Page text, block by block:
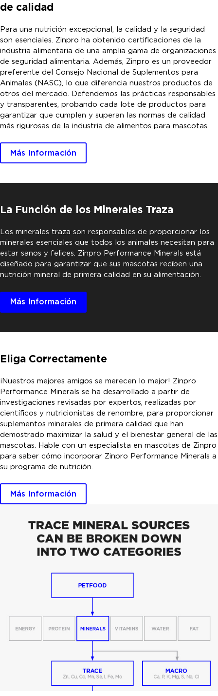
de calidad
Para una nutrición excepcional, la calidad y la seguridad
son esenciales. Zinpro ha obtenido certificaciones de la
industria alimentaria de una amplia gama de organizaciones
de seguridad alimentaria. Además, Zinpro es un proveedor
preferente del Consejo Nacional de Suplementos para
Animales (NASC), lo que diferencia nuestros productos de
otros del mercado. Defendemos las prácticas responsables
y transparentes, probando cada lote de productos para
garantizar que cumplen y superan las normas de calidad
más rigurosas de la industria de alimentos para mascotas.
Más Información
La Función de los Minerales Traza
Los minerales traza son responsables de proporcionar los
minerales esenciales que todos los animales necesitan para
estar sanos y felices. Zinpro Performance Minerals está
diseñado para garantizar que sus mascotas reciben una
nutrición mineral de primera calidad en su alimentación.
Más Información
Eliga Correctamente
¡Nuestros mejores amigos se merecen lo mejor! Zinpro
Performance Minerals se ha desarrollado a partir de
investigaciones revisadas por expertos, realizadas por
científicos y nutricionistas de renombre, para proporcionar
suplementos minerales de primera calidad que han
demostrado maximizar la salud y el bienestar general de las
mascotas. Hable con un especialista en mascotas de Zinpro
para saber cómo incorporar Zinpro Performance Minerals a
su programa de nutrición.
Más Información